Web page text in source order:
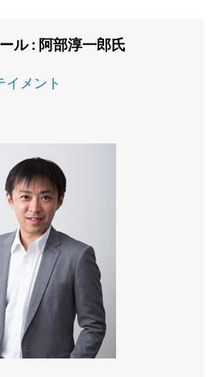
ル : 阿部淳一郎氏
イメント